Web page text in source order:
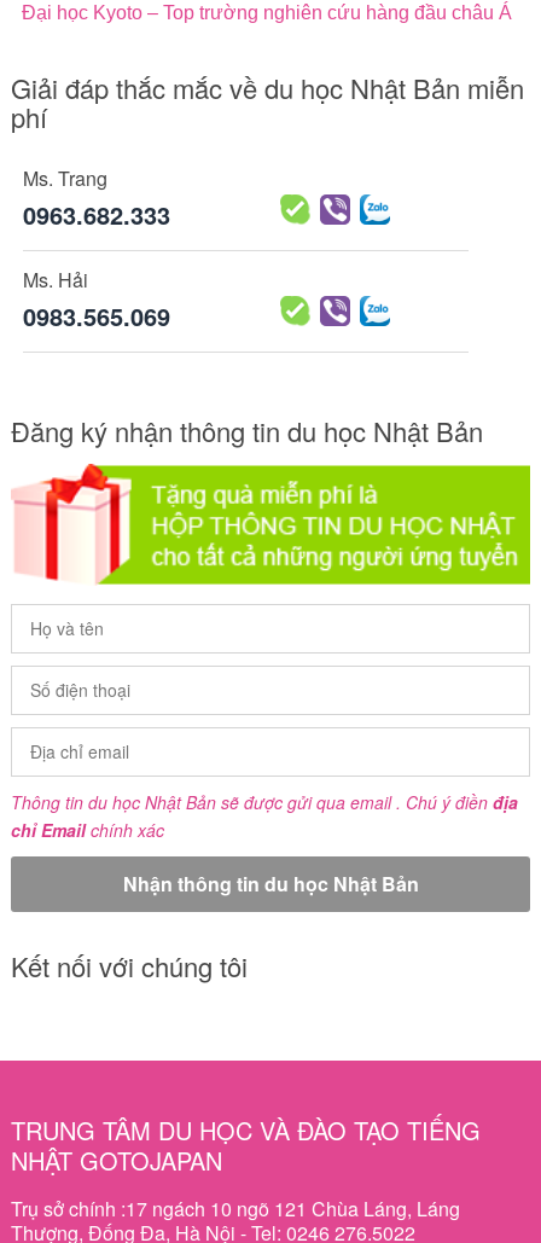
Đại học Kyoto – Top trường nghiên cứu hàng đầu châu Á
Giải đáp thắc mắc về du học Nhật Bản miễn
phí
Ms. Trang
0963.682.333
Ms. Hải
0983.565.069
Đăng ký nhận thông tin du học Nhật Bản
Thông tin du học Nhật Bản sẽ được gửi qua email . Chú ý điền địa
chỉ Emailchính xác
Kết nối với chúng tôi
TRUNG TÂM DU HỌC VÀ ĐÀO TẠO TIẾNG
NHẬT GOTOJAPAN
Trụ sở chính :17 ngách 10 ngõ 121 Chùa Láng, Láng
Thượng, Đống Đa, Hà Nội - Tel: 0246 276.5022